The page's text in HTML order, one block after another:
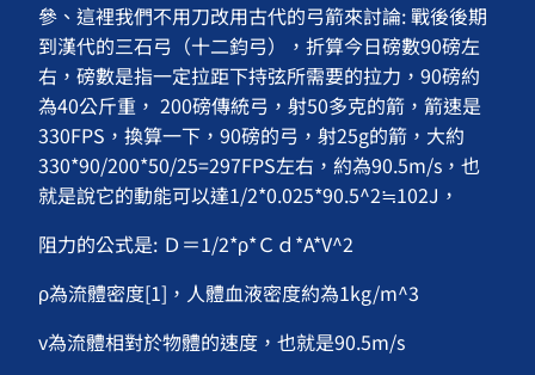
參、這裡我們不用刀改用古代的弓箭來討論: 戰後後期
到漢代的三石弓（十二鈞弓），折算今日磅數90磅左
右，磅數是指一定拉距下持弦所需要的拉力，90磅約
為40公斤重， 200磅傳統弓，射50多克的箭，箭速是
330FPS，換算一下，90磅的弓，射25g的箭，大約
330*90/200*50/25=297FPS左右，約為90.5m/s，也
就是說它的動能可以達1/2*0.025*90.5^2≒102J，
阻力的公式是: Ｄ＝1/2*ρ*Ｃｄ*A*V^2
ρ為流體密度[1]，人體血液密度約為1kg/m^3
v為流體相對於物體的速度，也就是90.5m/s